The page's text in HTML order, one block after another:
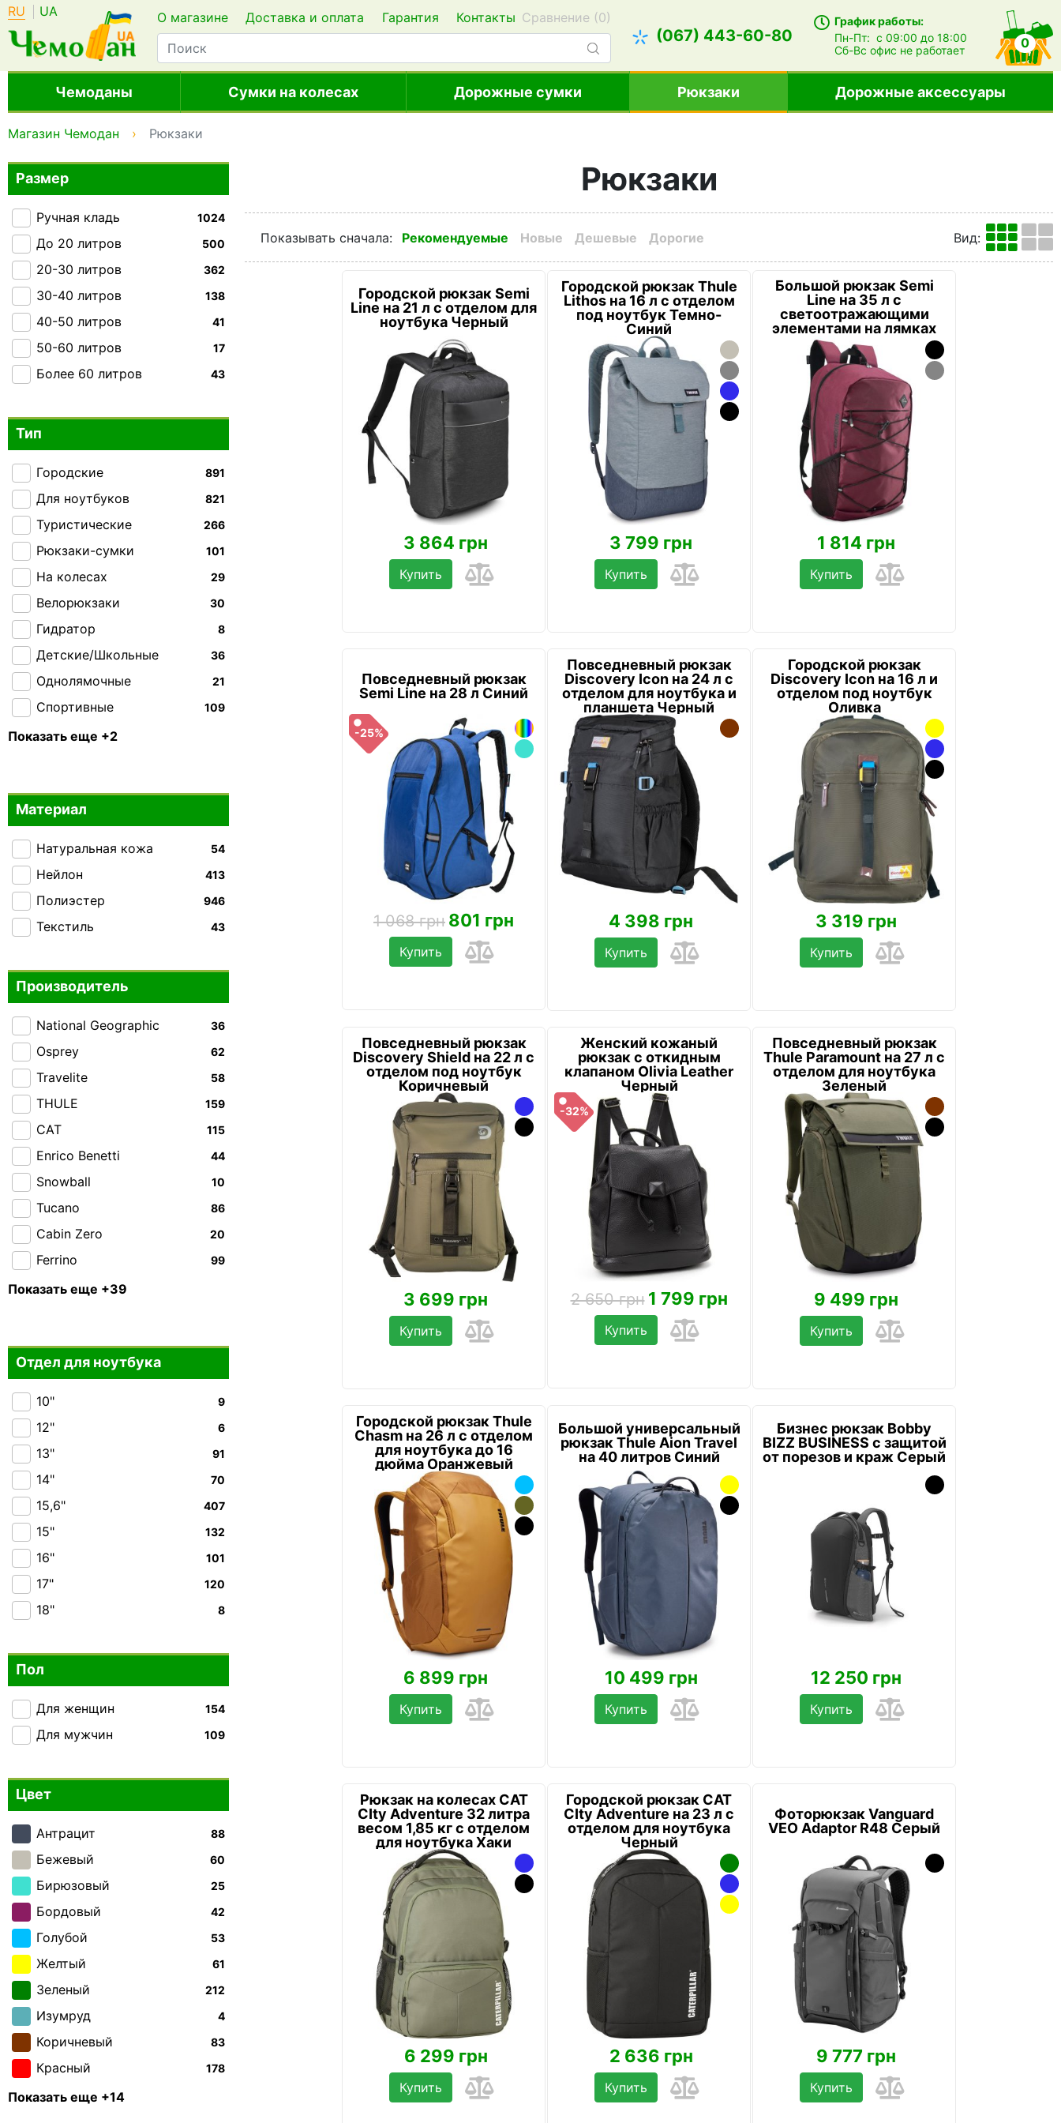
RU UA О магазине Доставка и оплата Гарантия Контакты Сравнение (0)
(067) 443-60-80
График работы:
Пн-Пт:с 09:00 до 18:00
Сб-Всофис не работает 0
Чемоданы Сумки на колесах Дорожные сумки Рюкзаки Дорожные аксессуары
Магазин Чемодан Рюкзаки
Рюкзаки
Показывать сначала: Рекомендуемые Новые Дешевые Дорогие Вид:
Городской рюкзак Semi
Line на 21 л с отделом для
ноутбука Черный
3 864 грн
Купить
Городской рюкзак Thule
Lithos на 16 л с отделом
под ноутбук Темно-
Синий
3 799 грн
Купить
Большой рюкзак Semi
Line на 35 л с
светоотражающими
элементами на лямках
Вишневый
1 814 грн
Купить
Повседневный рюкзак
Semi Line на 28 л Синий
-25%
1 068 грн 801 грн
Купить
Повседневный рюкзак
Discovery Icon на 24 л с
отделом для ноутбука и
планшета Черный
4 398 грн
Купить
Городской рюкзак
Discovery Icon на 16 л и
отделом под ноутбук
Оливка
3 319 грн
Купить
Повседневный рюкзак
Discovery Shield на 22 л с
отделом под ноутбук
Коричневый
3 699 грн
Купить
Женский кожаный
рюкзак с откидным
клапаном Olivia Leather
Черный
-32%
2 650 грн 1 799 грн
Купить
Повседневный рюкзак
Thule Paramount на 27 л с
отделом для ноутбука
Зеленый
9 499 грн
Купить
Городской рюкзак Thule
Chasm на 26 л с отделом
для ноутбука до 16
дюйма Оранжевый
6 899 грн
Купить
Большой универсальный
рюкзак Thule Aion Travel
на 40 литров Синий
10 499 грн
Купить
Бизнес рюкзак Bobby
BIZZ BUSINESS с защитой
от порезов и краж Серый
12 250 грн
Купить
Рюкзак на колесах CAT
CIty Adventure 32 литра
весом 1,85 кг с отделом
для ноутбука Хаки
6 299 грн
Купить
Городской рюкзак CAT
CIty Adventure на 23 л с
отделом для ноутбука
Черный
2 636 грн
Купить
Фоторюкзак Vanguard
VEO Adaptor R48 Серый
9 777 грн
Купить
Размер
1024
Ручная кладь
500
До 20 литров
362
20-30 литров
138
30-40 литров
41
40-50 литров
17
50-60 литров
43
Более 60 литров
Тип
891
Городские
821
Для ноутбуков
266
Туристические
101
Рюкзаки-сумки
29
На колесах
30
Велорюкзаки
8
Гидратор
36
Детские/Школьные
21
Однолямочные
109
Спортивные
Тактические
Показать еще +2
Материал
54
Натуральная кожа
413
Нейлон
946
Полиэстер
43
Текстиль
Производитель
36
National Geographic
62
Osprey
58
Travelite
159
THULE
115
CAT
44
Enrico Benetti
10
Snowball
86
Tucano
20
Cabin Zero
99
Ferrino
Highlander
Roncato
5
Acer
Bagland
92
Caribee
10
Carlton
6
Delsey
Discovery
3
Echolac
1
Ennio Perucci
13
Everki
30
Gabol
3
Lenovo
3
Lexon
18
Semi Line
17
Sumdex
21
Swissbrand
20
Tiding Bag
Vango
Показать еще +39
Отдел для ноутбука
9
10"
6
12"
91
13"
70
14"
407
15,6"
132
15"
101
16"
120
17"
8
18"
Пол
154
Для женщин
109
Для мужчин
Цвет
88
Антрацит
60
Бежевый
25
Бирюзовый
42
Бордовый
53
Голубой
61
Желтый
212
Зеленый
4
Изумруд
83
Коричневый
178
Красный
Лайм
Показать еще +14